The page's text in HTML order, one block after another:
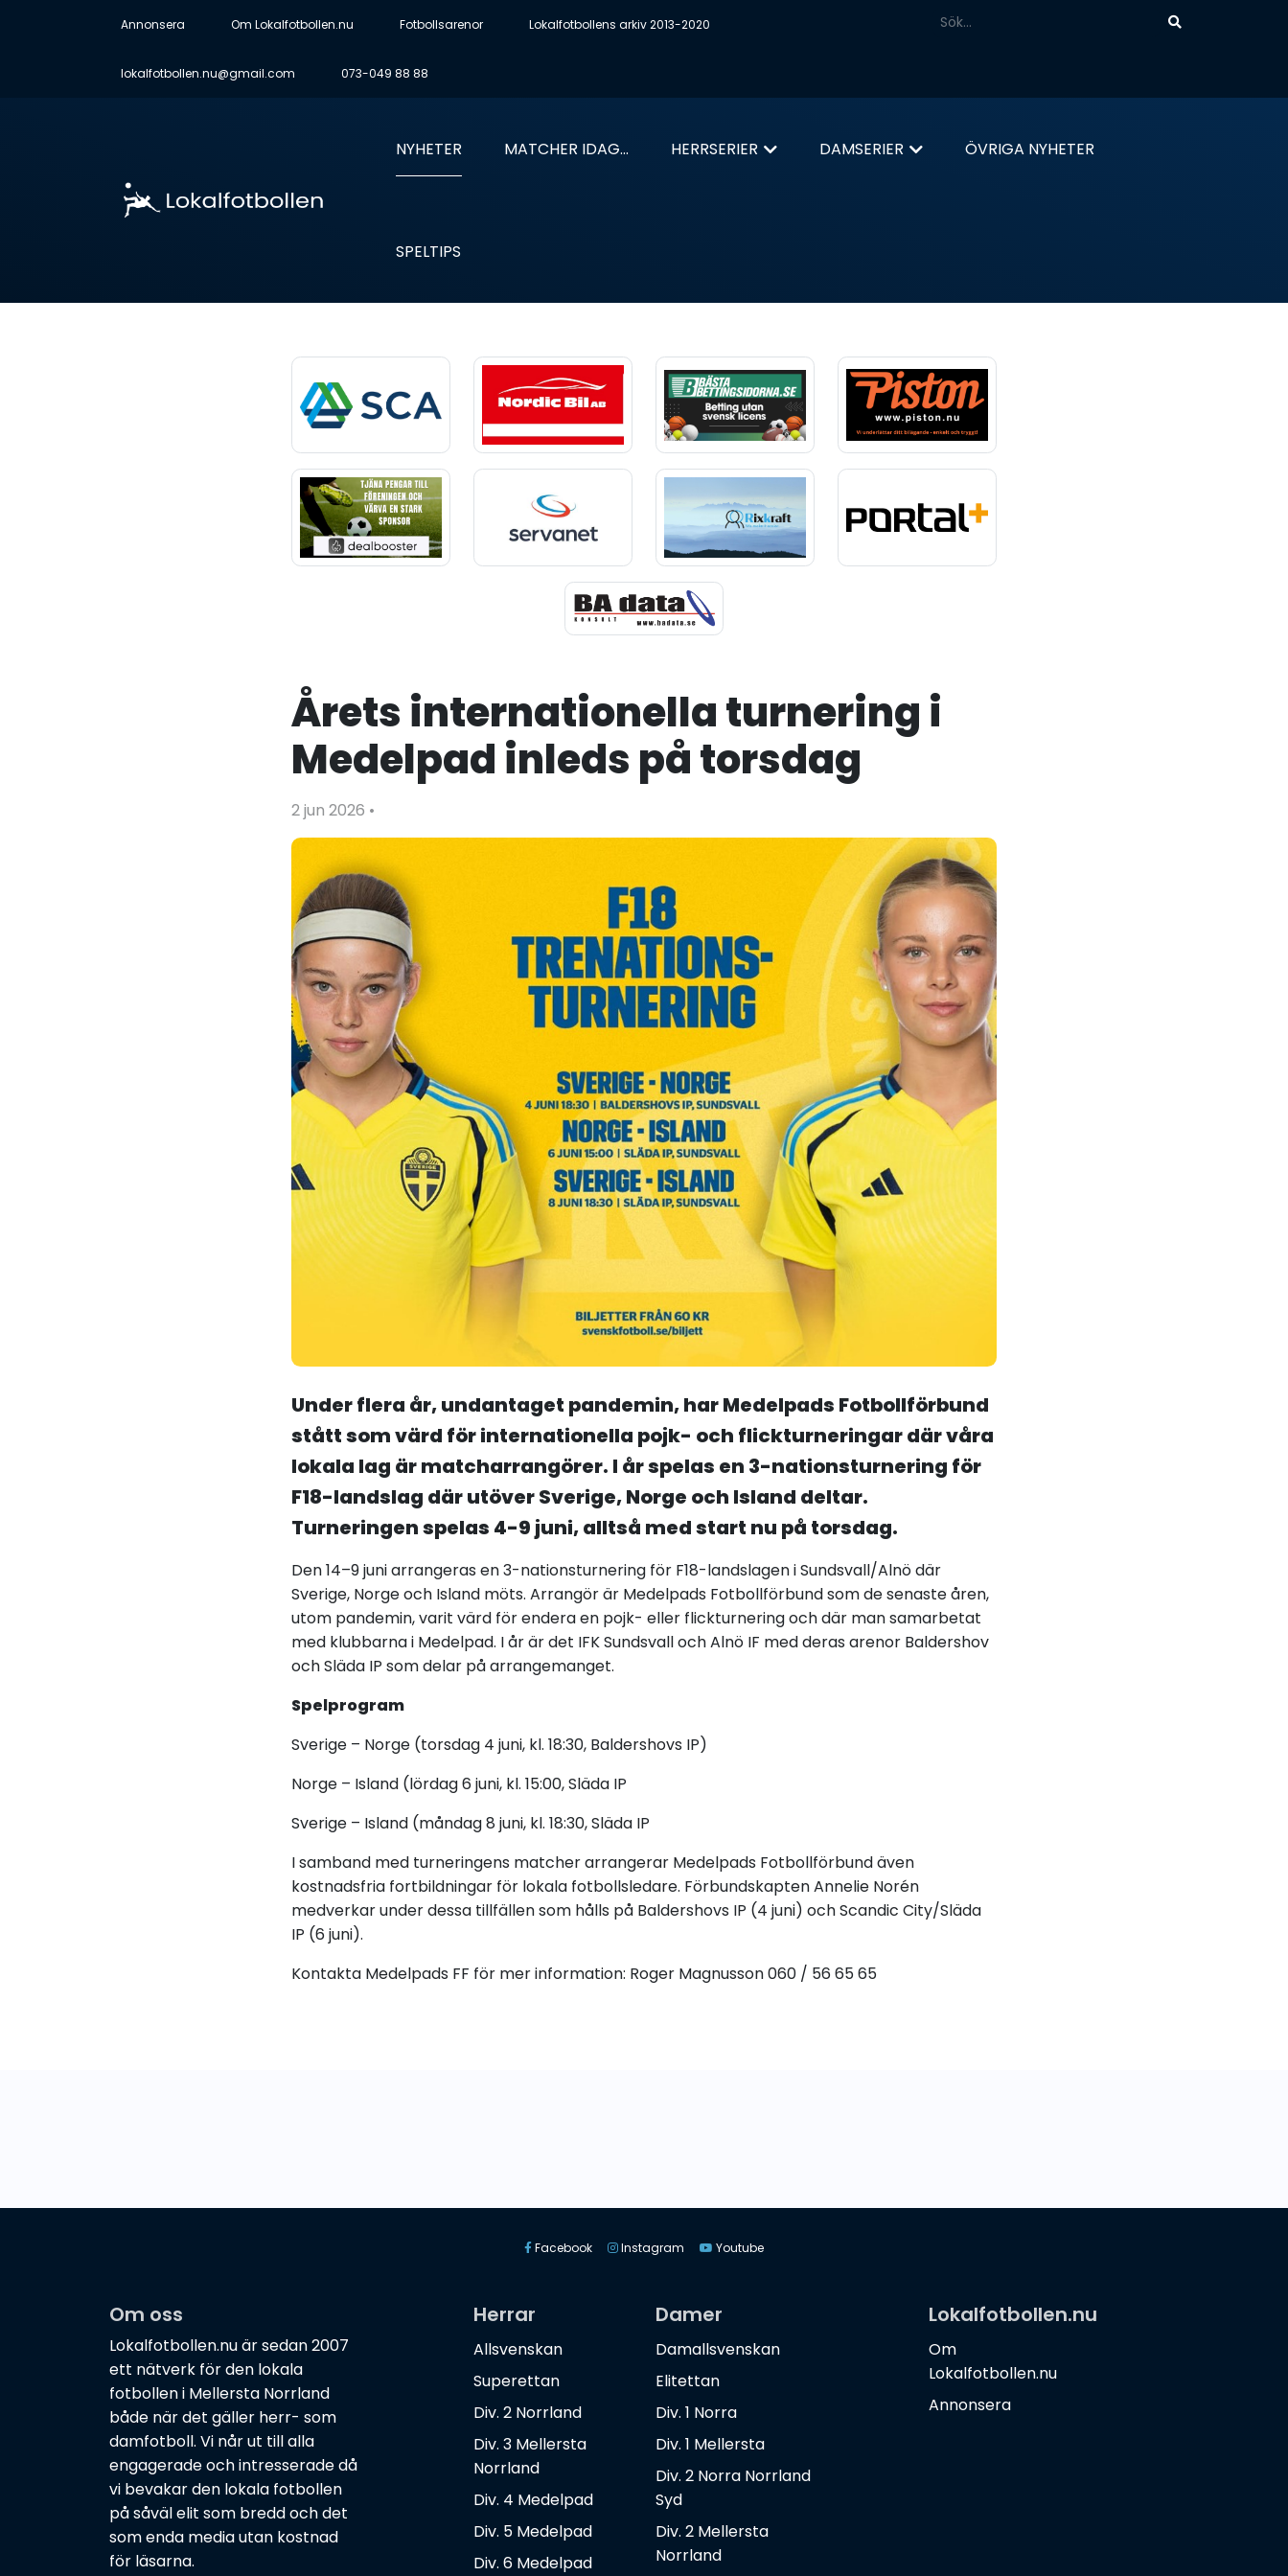
Annonsera Om Lokalfotbollen.nu Fotbollsarenor Lokalfotbollens arkiv 2013-2020
lokalfotbollen.nu@gmail.com 073-049 88 88
NYHETER MATCHER IDAG... HERRSERIER DAMSERIER ÖVRIGA NYHETER
SPELTIPS
Årets internationella turnering i
Medelpad inleds på torsdag
2 jun 2026 •
Under flera år, undantaget pandemin, har Medelpads Fotbollförbund
stått som värd för internationella pojk- och flickturneringar där våra
lokala lag är matcharrangörer. I år spelas en 3-nationsturnering för
F18-landslag där utöver Sverige, Norge och Island deltar.
Turneringen spelas 4-9 juni, alltså med start nu på torsdag.
Den 14–9 juni arrangeras en 3-nationsturnering för F18-landslagen i Sundsvall/Alnö där
Sverige, Norge och Island möts. Arrangör är Medelpads Fotbollförbund som de senaste åren,
utom pandemin, varit värd för endera en pojk- eller flickturnering och där man samarbetat
med klubbarna i Medelpad. I år är det IFK Sundsvall och Alnö IF med deras arenor Baldershov
och Släda IP som delar på arrangemanget.
Spelprogram
Sverige – Norge (torsdag 4 juni, kl. 18:30, Baldershovs IP)
Norge – Island (lördag 6 juni, kl. 15:00, Släda IP
Sverige – Island (måndag 8 juni, kl. 18:30, Släda IP
I samband med turneringens matcher arrangerar Medelpads Fotbollförbund även
kostnadsfria fortbildningar för lokala fotbollsledare. Förbundskapten Annelie Norén
medverkar under dessa tillfällen som hålls på Baldershovs IP (4 juni) och Scandic City/Släda
IP (6 juni).
Kontakta Medelpads FF för mer information: Roger Magnusson 060 / 56 65 65
Facebook Instagram Youtube
Om oss
Lokalfotbollen.nu är sedan 2007
ett nätverk för den lokala
fotbollen i Mellersta Norrland
både när det gäller herr- som
damfotboll. Vi når ut till alla
engagerade och intresserade då
vi bevakar den lokala fotbollen
på såväl elit som bredd och det
som enda media utan kostnad
för läsarna.
Herrar
Allsvenskan
Superettan
Div. 2 Norrland
Div. 3 Mellersta
Norrland
Div. 4 Medelpad
Div. 5 Medelpad
Div. 6 Medelpad
Damer
Damallsvenskan
Elitettan
Div. 1 Norra
Div. 1 Mellersta
Div. 2 Norra Norrland
Syd
Div. 2 Mellersta
Norrland
Lokalfotbollen.nu
Om
Lokalfotbollen.nu
Annonsera